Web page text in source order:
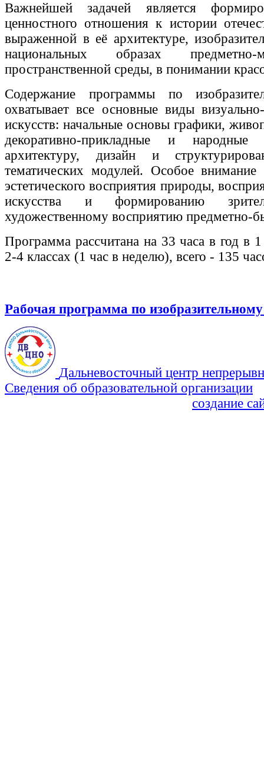
Важнейшей задачей является
ценностного отношения к истории
выраженной в её архитектуре,
национальных образах предметно-
пространственной среды, в понимании
Содержание программы по
охватывает все основные виды
искусств: начальные основы графики,
декоративно-прикладные и народные
архитектуру, дизайн и
тематических модулей. Особое внимание
эстетического восприятия природы,
искусства и формированию
художественному восприятию предметно-
Программа рассчитана на 33 часа в год в
2-4 классах (1 час в неделю), всего - 135
Рабочая программа по изобразительному
Дальневосточный центр
Сведения об образовательной организации
создание